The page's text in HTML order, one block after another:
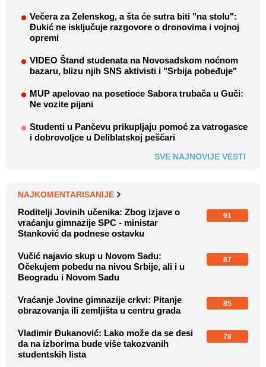
Večera za Zelenskog, a šta će sutra biti "na stolu":
Đukić ne isključuje razgovore o dronovima i vojnoj
opremi
VIDEO Štand studenata na Novosadskom noćnom
bazaru, blizu njih SNS aktivisti i "Srbija pobeđuje"
MUP apelovao na posetioce Sabora trubača u Guči:
Ne vozite pijani
Studenti u Pančevu prikupljaju pomoć za vatrogasce
i dobrovoljce u Deliblatskoj peščari
SVE NAJNOVIJE VESTI
NAJKOMENTARISANIJE
Roditelji Jovinih učenika: Zbog izjave o
vraćanju gimnazije SPC - ministar
Stanković da podnese ostavku
91
Vučić najavio skup u Novom Sadu:
Očekujem pobedu na nivou Srbije, ali i u
Beogradu i Novom Sadu
87
Vraćanje Jovine gimnazije crkvi: Pitanje
obrazovanja ili zemljišta u centru grada
85
Vladimir Đukanović: Lako može da se desi
da na izborima bude više takozvanih
studentskih lista
78